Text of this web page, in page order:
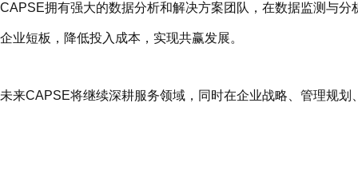
CAPSE拥有强大的数据分析和解决方案团队，在数据监测与
企业短板，降低投入成本，实现共赢发展。
未来CAPSE将继续深耕服务领域，同时在企业战略、管理规